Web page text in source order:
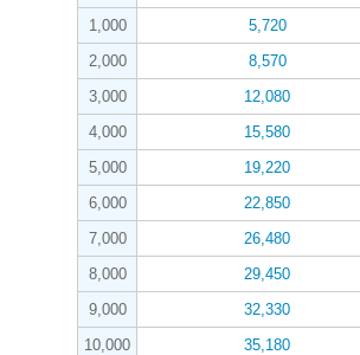
1,000
5,720
2,000
8,570
3,000
12,080
4,000
15,580
5,000
19,220
6,000
22,850
7,000
26,480
8,000
29,450
9,000
32,330
10,000
35,180